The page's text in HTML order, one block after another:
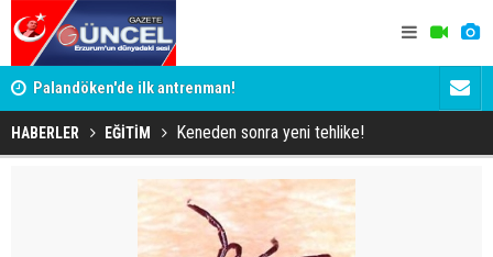
Palandöken'de ilk antrenman!
Kaptan Yumlu piknikte!
HABERLER EĞİTİM Keneden sonra yeni tehlike!